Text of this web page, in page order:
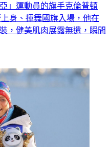
」運動員的旗手克倫普頓
上身、揮舞國旗入場，他在
，健美肌肉展露無遺，瞬間